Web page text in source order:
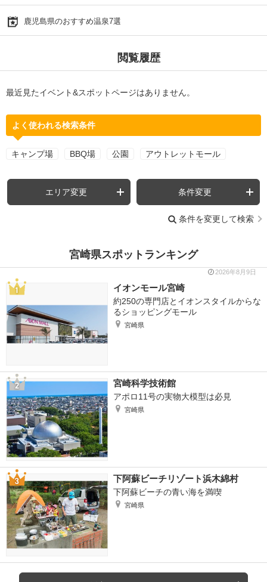
鹿児島県のおすすめ温泉7選
閲覧履歴
最近見たイベント&スポットページはありません。
よく使われる検索条件
キャンプ場 BBQ場 公園 アウトレットモール
エリア変更 条件変更
条件を変更して検索
宮崎県スポットランキング
2026年8月9日
イオンモール宮崎
約250の専門店とイオンスタイルからな
るショッピングモール
宮崎県
宮崎科学技術館
アポロ11号の実物大模型は必見
宮崎県
下阿蘇ビーチリゾート浜木綿村
下阿蘇ビーチの青い海を満喫
宮崎県